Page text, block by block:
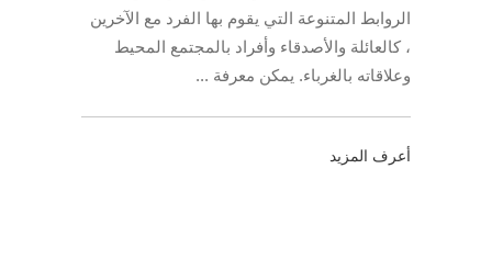
الروابط المتنوعة التي يقوم بها الفرد مع الآخرين
، كالعائلة والأصدقاء وأفراد بالمجتمع المحيط
وعلاقاته بالغرباء. يمكن معرفة
أعرف المزيد